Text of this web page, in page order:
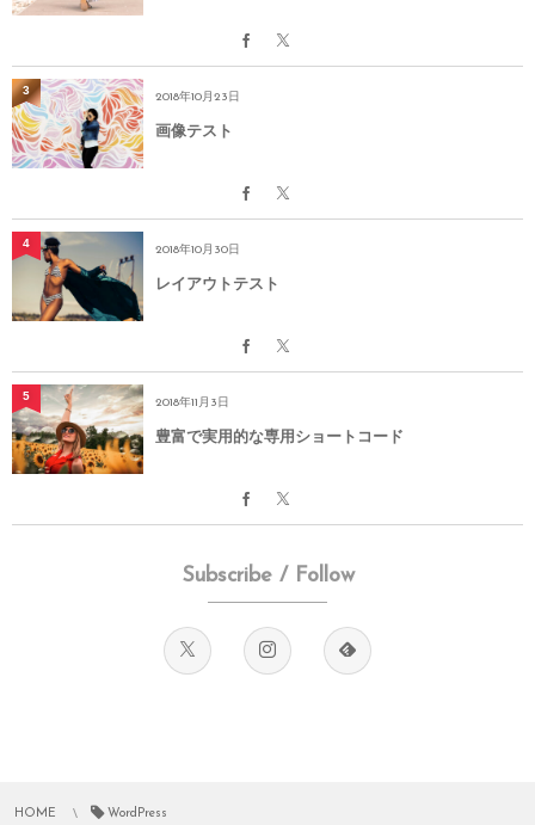
2018年10月23日
画像テスト
3
2018年10月30日
レイアウトテスト
4
2018年11月3日
豊富で実用的な専用ショートコード
5
Subscribe / Follow
HOME WordPress